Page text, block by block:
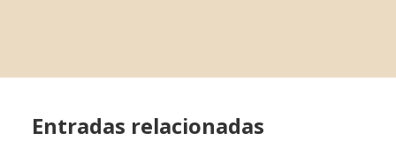
Entradas relacionadas